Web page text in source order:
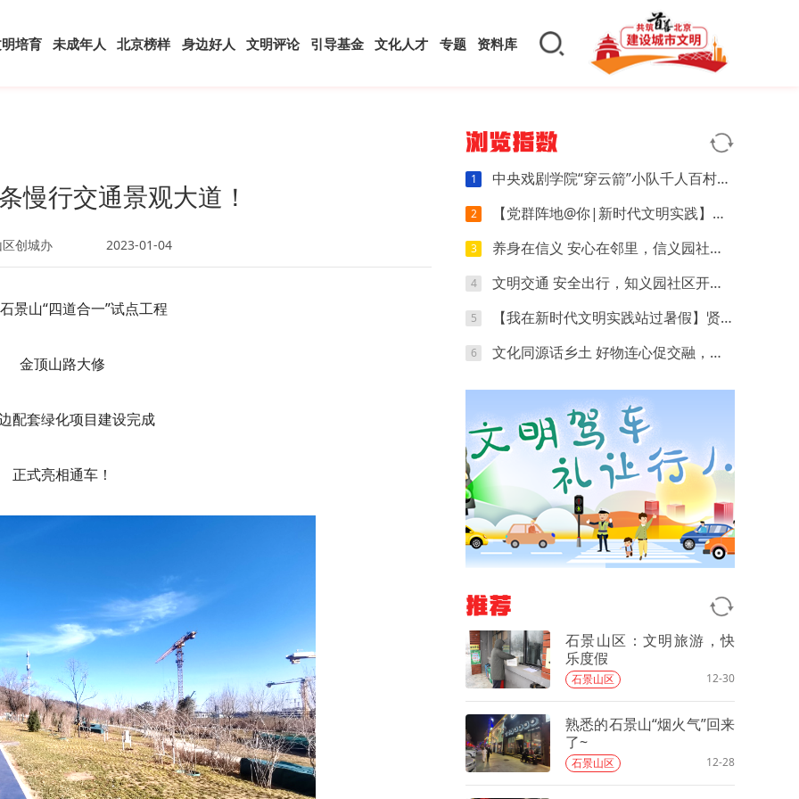
培育 未成年人 北京榜样 身边好人 文明评论 引导基金 文化人才 专题 资料库
慢行交通景观大道！
创城办 2023-01-04
景山“四道合一”试点工程
金顶山路大修
配套绿化项目建设完成
正式亮相通车！
浏览指数
1 中央戏剧学院“穿云箭”小队千人百村暑期实践：红色文化可感可触，文创“小楼”萌动山乡
2 【党群阵地@你|新时代文明实践】开营第四天｜执笔忆研学，动手探科学，解锁夏日多彩时光
3 养身在信义 安心在邻里，信义园社区立秋养生专场来啦
4 文明交通 安全出行，知义园社区开展电动车交通安全宣传活动
5 【我在新时代文明实践站过暑假】贤王庄村开展“寻找赛博坦星球”青少年科普活动
6 文化同源话乡土 好物连心促交融，夏各庄镇团委开展京津冀红领巾夏令营乡土好物分享会
推荐
石景山区：文明旅游，快
乐度假
石景山区 12-30
熟悉的石景山“烟火气”回来
了~
石景山区 12-28